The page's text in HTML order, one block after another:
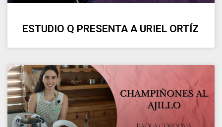
ESTUDIO Q PRESENTA A URIEL ORTÍZ